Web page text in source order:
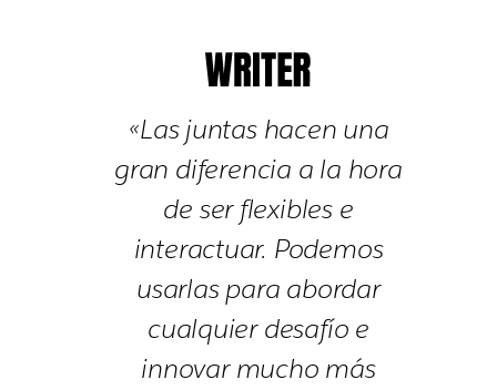
«Las juntas hacen una
gran diferencia a la hora
de ser flexibles e
interactuar. Podemos
usarlas para abordar
cualquier desafío e
innovar mucho más